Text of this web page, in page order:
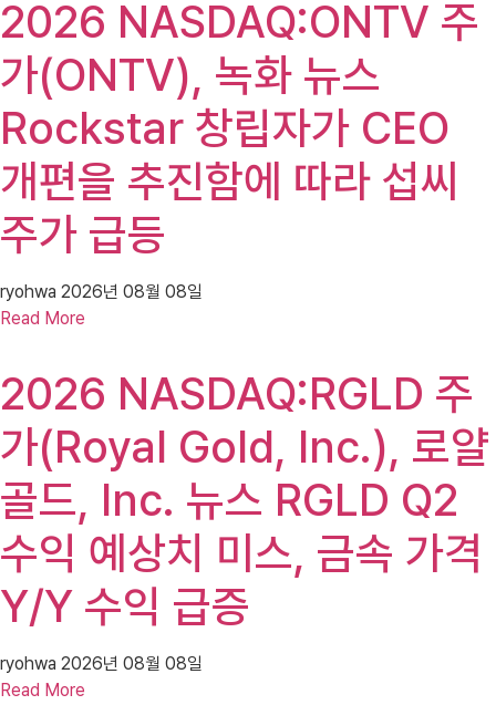
2026 NASDAQ:ONTV 주
가(ONTV), 녹화 뉴스
Rockstar 창립자가 CEO
개편을 추진함에 따라 섭씨
주가 급등
ryohwa 2026년 08월 08일
Read More
2026 NASDAQ:RGLD 주
가(Royal Gold, Inc.), 로얄
골드, Inc. 뉴스 RGLD Q2
수익 예상치 미스, 금속 가격
Y/Y 수익 급증
ryohwa 2026년 08월 08일
Read More